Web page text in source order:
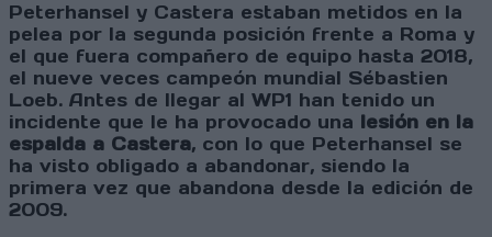
Peterhansel y Castera estaban metidos en la
pelea por la segunda posición frente a Roma y
el que fuera compañero de equipo hasta 2018,
el nueve veces campeón mundial Sébastien
Loeb. Antes de llegar al WP1 han tenido un
incidente que le ha provocado una lesión en la
espalda a Castera, con lo que Peterhansel se
ha visto obligado a abandonar, siendo la
primera vez que abandona desde la edición de
2009.